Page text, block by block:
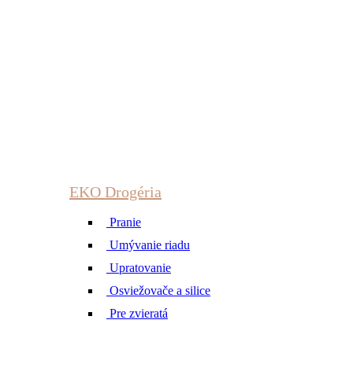
EKO Drogéria
Pranie
Umývanie riadu
Upratovanie
Osviežovače a silice
Pre zvieratá